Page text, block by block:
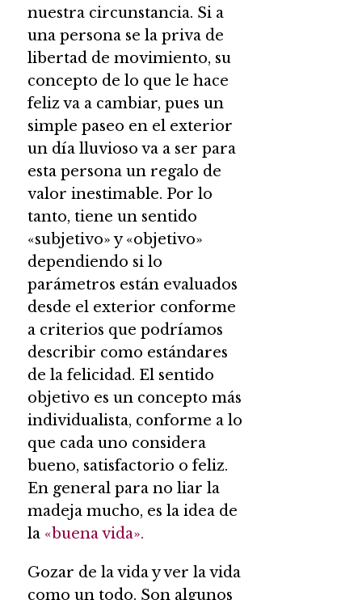
nuestra circunstancia. Si a
una persona se la priva de
libertad de movimiento, su
concepto de lo que le hace
feliz va a cambiar, pues un
simple paseo en el exterior
un día lluvioso va a ser para
esta persona un regalo de
valor inestimable. Por lo
tanto, tiene un sentido
«subjetivo» y «objetivo»
dependiendo si lo
parámetros están evaluados
desde el exterior conforme
a criterios que podríamos
describir como estándares
de la felicidad. El sentido
objetivo es un concepto más
individualista, conforme a lo
que cada uno considera
bueno, satisfactorio o feliz.
En general para no liar la
madeja mucho, es la idea de
la «buena vida».
Gozar de la vida y ver la vida
como un todo. Son algunos